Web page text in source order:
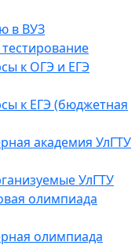
в ВУЗ
к ОГЭ и ЕГЭ
к ЕГЭ (бюджетная
академия УлГТУ
УлГТУ
олимпиада
олимпиада